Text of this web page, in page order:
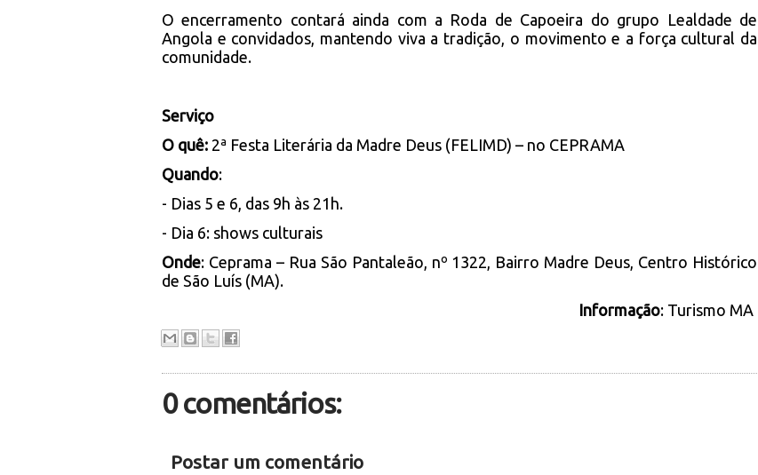
O encerramento contará ainda com a Roda de Capoeira do grupo Lealdade de
Angola e convidados, mantendo viva a tradição, o movimento e a força cultural da
comunidade.
Serviço
O quê: 2ª Festa Literária da Madre Deus (FELIMD) – no CEPRAMA
Quando:
- Dias 5 e 6, das 9h às 21h.
- Dia 6: shows culturais
Onde: Ceprama – Rua São Pantaleão, nº 1322, Bairro Madre Deus, Centro Histórico
de São Luís (MA).
Informação: Turismo MA
0 comentários:
Postar um comentário